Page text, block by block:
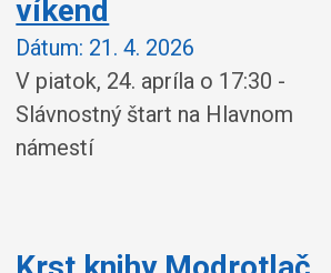
víkend
Dátum: 21. 4. 2026
V piatok, 24. apríla o 17:30 -
Slávnostný štart na Hlavnom
námestí